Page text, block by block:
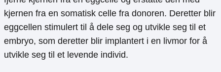
kjernen fra en somatisk celle fra donoren. Deretter blir
eggcellen stimulert til å dele seg og utvikle seg til et
embryo, som deretter blir implantert i en livmor for å
utvikle seg til et levende individ.